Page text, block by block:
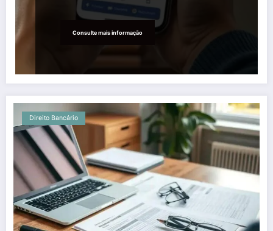
Consulte mais informação
Direito Bancário